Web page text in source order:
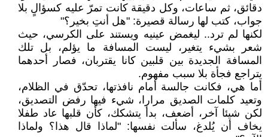
دقائق، ثم ساعات، وكل دقيقة كانت تمرّ عليه كسؤالٍ بلا
جواب، كتب لها رسالة قصيرة: "هل أنتِ بخير؟"
لكنها لم ترد.. ليغمض عينيه ويستند على الكرسي، حيث
شعر بشيء يتغير، ليست المسافة ما يؤلم، بل تلك
المسافة الجديدة بين قلبين كانا يقتربان، فصار أحدهما
يتراجع فجأة بلا سبب مفهوم.
أما هي، فكانت جالسة أمام نافذتها، تحدّق في الظلام،
وتعيد كلمات الصديق مرارا، شيء فيها رفض التصديق،
لكن شيئا آخر، أضعف، بدأ يتشكك، كأن قلبها عاد طفلا
يخاف أن يُلدغ، سألت نفسها: "لماذا قال هذا؟ ولماذا